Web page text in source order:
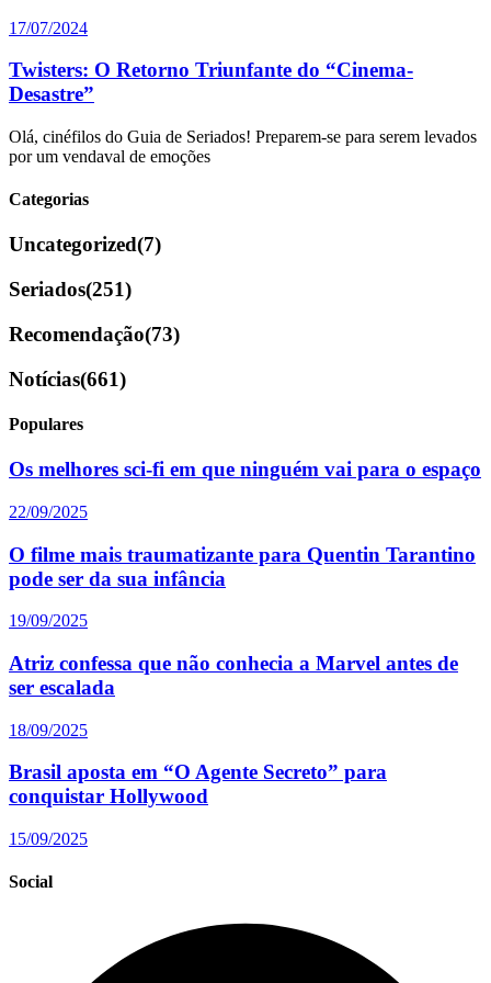
17/07/2024
Twisters: O Retorno Triunfante do “Cinema-
Desastre”
Olá, cinéfilos do Guia de Seriados! Preparem-se para serem levados
por um vendaval de emoções
Categorias
Uncategorized(7)
Seriados(251)
Recomendação(73)
Notícias(661)
Populares
Os melhores sci-fi em que ninguém vai para o espaço
22/09/2025
O filme mais traumatizante para Quentin Tarantino
pode ser da sua infância
19/09/2025
Atriz confessa que não conhecia a Marvel antes de
ser escalada
18/09/2025
Brasil aposta em “O Agente Secreto” para
conquistar Hollywood
15/09/2025
Social